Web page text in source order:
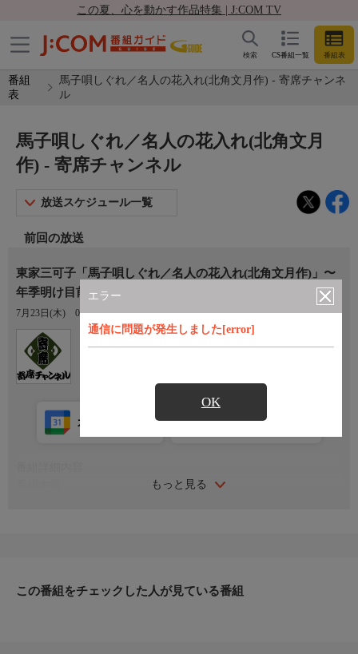
この夏、心を動かす作品特集 | J:COM TV
CS番組一覧 番組表
検索
番組
表
馬子唄しぐれ／名人の花入れ(北角文月作) - 寄席チャンネ
ル
エラー
通信に問題が発生しました[error]
OK
馬子唄しぐれ／名人の花入れ(北角文月
作) - 寄席チャンネル
放送スケジュール一覧
前回の放送
東家三可子「馬子唄しぐれ／名人の花入れ(北角文月作)」〜
年季明け目前期待の口演！
7月23日(木) 03:00〜04:00
Ch.770
寄席チャンネル
もっと見る
カレンダー登録 アプリ視聴
この番組をチェックした人が見ている番組